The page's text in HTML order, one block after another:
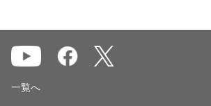
一覧へ